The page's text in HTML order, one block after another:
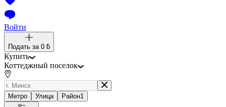
Войти
Подать за 0 ƃ
Купить
Коттеджный поселок
Метро Улица Район1